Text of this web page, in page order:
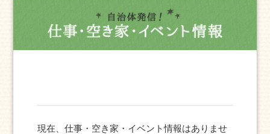
現在、仕事・空き家・イベント情報はありませ